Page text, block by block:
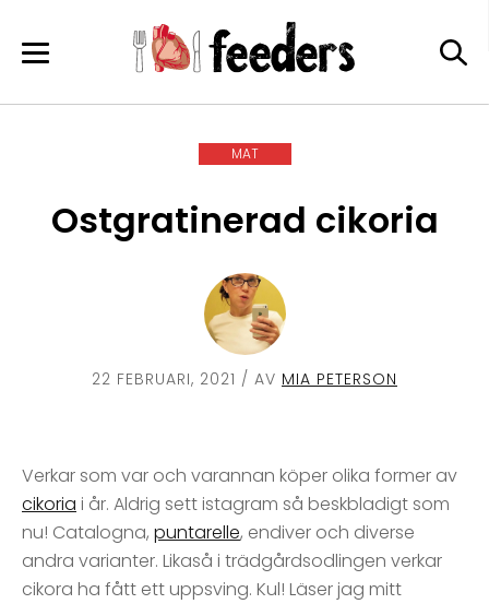
MAT
Ostgratinerad cikoria
22 FEBRUARI, 2021 / AV MIA PETERSON
Verkar som var och varannan köper olika former av
cikoria i år. Aldrig sett istagram så beskbladigt som
nu! Catalogna, puntarelle, endiver och diverse
andra varianter. Likaså i trädgårdsodlingen verkar
cikora ha fått ett uppsving. Kul! Läser jag mitt